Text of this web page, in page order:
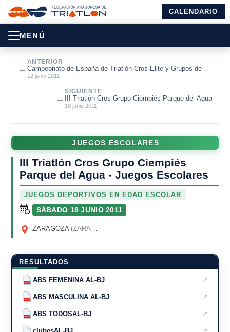
CALENDARIO
MENÚ
←
ANTERIOR
Campeonato de España de Triatlón Cros Élite y Grupos de
Edad
12 junio 2011
SIGUIENTE
III Triatlón Cros Grupo Ciempiés Parque del Agua
18 junio 2011
→
JUEGOS ESCOLARES
III Triatlón Cros Grupo Ciempiés
Parque del Agua - Juegos Escolares
JUEGOS DEPORTIVOS EN EDAD ESCOLAR
SÁBADO 18 JUNIO 2011
ZARAGOZA (ZARAGOZA)
RESULTADOS
PDF ABS FEMENINA AL-BJ ↗
PDF ABS MASCULINA AL-BJ ↗
PDF ABS TODOSAL-BJ ↗